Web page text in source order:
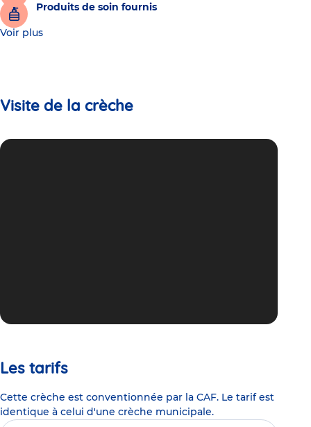
Produits de soin fournis
Voir plus
Visite de la crèche
Les tarifs
Cette crèche est conventionnée par la CAF. Le tarif est
identique à celui d'une crèche municipale.